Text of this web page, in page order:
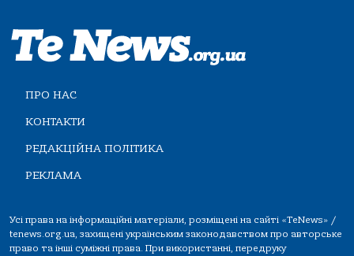
ПРО НАС
КОНТАКТИ
РЕДАКЦІЙНА ПОЛІТИКА
РЕКЛАМА
Усі права на інформаційні матеріали, розміщені на сайті «TeNews» /
tenews.org.ua, захищені українським законодавством про авторське
право та інші суміжні права. При використанні, передруку